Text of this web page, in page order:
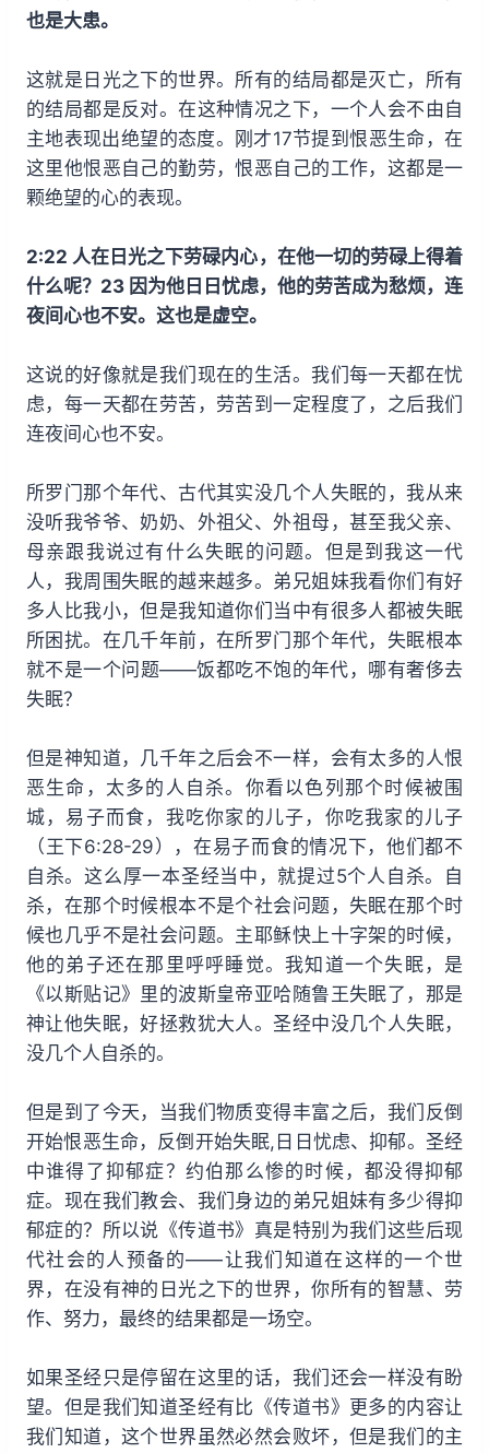
也是大患。
这就是日光之下的世界。所有的结局都是灭亡，所有
的结局都是反对。在这种情况之下，一个人会不由自
主地表现出绝望的态度。刚才17节提到恨恶生命，在
这里他恨恶自己的勤劳，恨恶自己的工作，这都是一
颗绝望的心的表现。
2:22 人在日光之下劳碌内心，在他一切的劳碌上得着
什么呢？23 因为他日日忧虑，他的劳苦成为愁烦，连
夜间心也不安。这也是虚空。
这说的好像就是我们现在的生活。我们每一天都在忧
虑，每一天都在劳苦，劳苦到一定程度了，之后我们
连夜间心也不安。
所罗门那个年代、古代其实没几个人失眠的，我从来
没听我爷爷、奶奶、外祖父、外祖母，甚至我父亲、
母亲跟我说过有什么失眠的问题。但是到我这一代
人，我周围失眠的越来越多。弟兄姐妹我看你们有好
多人比我小，但是我知道你们当中有很多人都被失眠
所困扰。在几千年前，在所罗门那个年代，失眠根本
就不是一个问题——饭都吃不饱的年代，哪有奢侈去
失眠？
但是神知道，几千年之后会不一样，会有太多的人恨
恶生命，太多的人自杀。你看以色列那个时候被围
城，易子而食，我吃你家的儿子，你吃我家的儿子
（王下6:28-29），在易子而食的情况下，他们都不
自杀。这么厚一本圣经当中，就提过5个人自杀。自
杀，在那个时候根本不是个社会问题，失眠在那个时
候也几乎不是社会问题。主耶稣快上十字架的时候，
他的弟子还在那里呼呼睡觉。我知道一个失眠，是
《以斯贴记》里的波斯皇帝亚哈随鲁王失眠了，那是
神让他失眠，好拯救犹大人。圣经中没几个人失眠，
没几个人自杀的。
但是到了今天，当我们物质变得丰富之后，我们反倒
开始恨恶生命，反倒开始失眠,日日忧虑、抑郁。圣经
中谁得了抑郁症？约伯那么惨的时候，都没得抑郁
症。现在我们教会、我们身边的弟兄姐妹有多少得抑
郁症的？所以说《传道书》真是特别为我们这些后现
代社会的人预备的——让我们知道在这样的一个世
界，在没有神的日光之下的世界，你所有的智慧、劳
作、努力，最终的结果都是一场空。
如果圣经只是停留在这里的话，我们还会一样没有盼
望。但是我们知道圣经有比《传道书》更多的内容让
我们知道，这个世界虽然必然会败坏，但是我们的主